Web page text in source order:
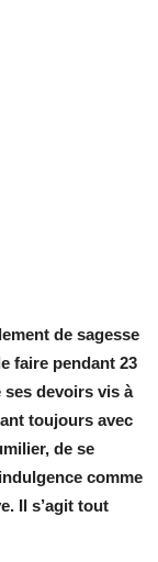
de sagesse
faire pendant 23
devoirs vis à
toujours avec
de se
comme
Il s’agit tout